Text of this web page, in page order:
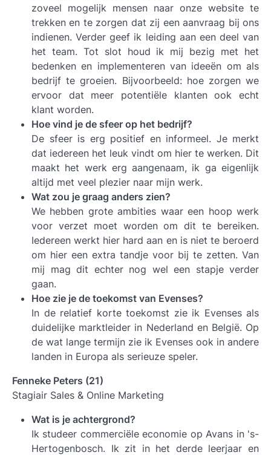
zoveel mogelijk mensen naar onze website te
trekken en te zorgen dat zij een aanvraag bij ons
indienen. Verder geef ik leiding aan een deel van
het team. Tot slot houd ik mij bezig met het
bedenken en implementeren van ideeën om als
bedrijf te groeien. Bijvoorbeeld: hoe zorgen we
ervoor dat meer potentiële klanten ook echt
klant worden.
Hoe vind je de sfeer op het bedrijf?
De sfeer is erg positief en informeel. Je merkt
dat iedereen het leuk vindt om hier te werken. Dit
maakt het werk erg aangenaam, ik ga eigenlijk
altijd met veel plezier naar mijn werk.
Wat zou je graag anders zien?
We hebben grote ambities waar een hoop werk
voor verzet moet worden om dit te bereiken.
Iedereen werkt hier hard aan en is niet te beroerd
om hier een extra tandje voor bij te zetten. Van
mij mag dit echter nog wel een stapje verder
gaan.
Hoe zie je de toekomst van Evenses?
In de relatief korte toekomst zie ik Evenses als
duidelijke marktleider in Nederland en België. Op
de wat lange termijn zie ik Evenses ook in andere
landen in Europa als serieuze speler.
Fenneke Peters (21)
Stagiair Sales & Online Marketing
Wat is je achtergrond?
Ik studeer commerciële economie op Avans in 's-
Hertogenbosch. Ik zit in het derde leerjaar en